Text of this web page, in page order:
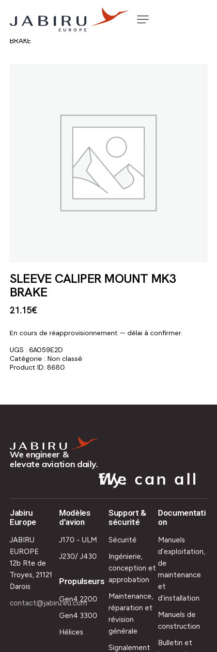
Accueil Non classé
BRAKE
SLEEVE CALIPER MOUNT MK3
BRAKE
21.15€
En cours de réapprovisionnement — délai à confirmer.
UGS : 6A059E2D
Catégorie : Non classé
Product ID: 8680
We engineer &
elevate aviation daily.
We can all fly.
Jabiru
Europe
JABIRU
EUROPE
12b Rte de
Troyes, 21121
Darois
contact@jabiru.eu.com
Modèles
d'avion
J170 - ULM
J230/ J430
Propulseurs
Gen4 2200
Gen4 3300
Hélices
Support &
sécurité
Sécurité
Ingénierie,
conception et
approbation
Maintenance,
réparation et
révision
générale
Signalement
Documentati
on
Manuels
d’exploitation,
de
maintenance
et
d’installation
Manuels de
construction
Bulletin et